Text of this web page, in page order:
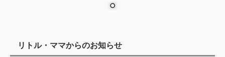
リトル・ママからのお知らせ